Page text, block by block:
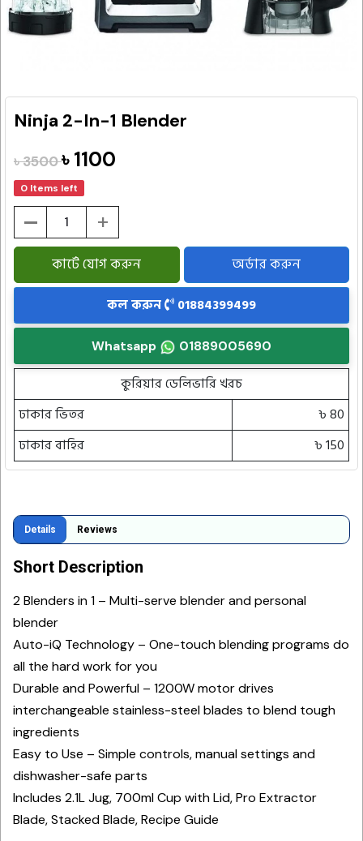
Ninja 2-In-1 Blender
৳ 3500৳ 1100
0 Items left
- +
কার্টে যোগ করুন অর্ডার করুন
কল করুন 01884399499
Whatsapp 01889005690
কুরিয়ার ডেলিভারি খরচ
ঢাকার ভিতর
৳ 80
ঢাকার বাহির
৳ 150
Details Reviews
Short Description
2 Blenders in 1 – Multi-serve blender and personal
blender
Auto-iQ Technology – One-touch blending programs do
all the hard work for you
Durable and Powerful – 1200W motor drives
interchangeable stainless-steel blades to blend tough
ingredients
Easy to Use – Simple controls, manual settings and
dishwasher-safe parts
Includes 2.1L Jug, 700ml Cup with Lid, Pro Extractor
Blade, Stacked Blade, Recipe Guide